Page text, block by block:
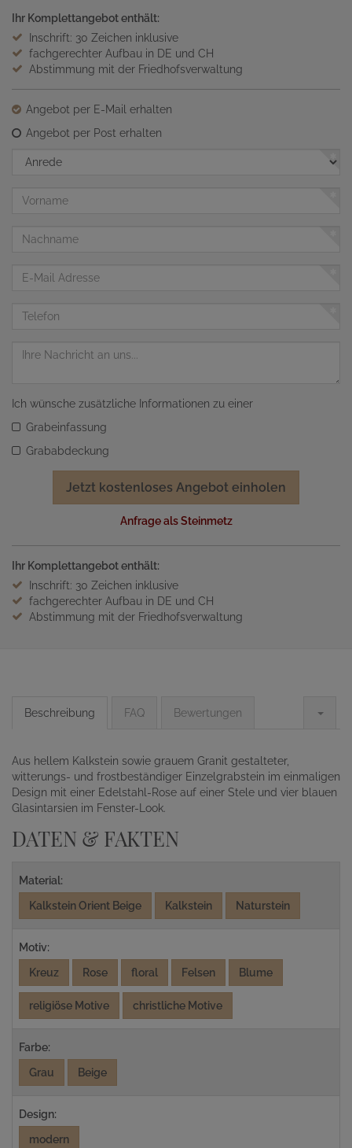
Ihr Komplettangebot enthält:
Inschrift: 30 Zeichen inklusive
fachgerechter Aufbau in DE und CH
Abstimmung mit der Friedhofsverwaltung
Angebot per E-Mail erhalten
Angebot per Post erhalten
Anrede
Vorname
Nachname
Telefon
Nachricht
Ich wünsche zusätzliche Informationen zu einer
Grabeinfassung
Grababdeckung
Jetzt kostenloses Angebot einholen
Anfrage als Steinmetz
Ihr Komplettangebot enthält:
Inschrift: 30 Zeichen inklusive
fachgerechter Aufbau in DE und CH
Abstimmung mit der Friedhofsverwaltung
Beschreibung FAQ Bewertungen
Aus hellem Kalkstein sowie grauem Granit gestalteter,
witterungs- und frostbeständiger Einzelgrabstein im einmaligen
Design mit einer Edelstahl-Rose auf einer Stele und vier blauen
Glasintarsien im Fenster-Look.
DATEN & FAKTEN
Material:
Kalkstein Orient Beige
Kalkstein Naturstein
Motiv:
Kreuz
Rose floral Felsen Blume
religiöse Motive christliche Motive
Farbe:
Grau
Beige
Design:
modern